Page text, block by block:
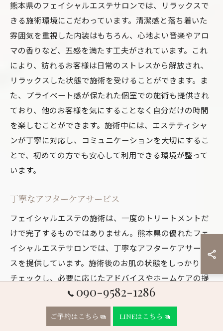
熊本県のフェイシャルエステサロンでは、リラックスで
きる施術環境にこだわっています。清潔感と落ち着いた
雰囲気を重視した内装はもちろん、心地よい音楽やアロ
マの香りなど、五感を満たす工夫がされています。これ
により、訪れるお客様は日常のストレスから解放され、
リラックスした状態で施術を受けることができます。ま
た、プライベート感が保たれた個室での施術も提供され
ており、他のお客様を気にすることなく自分だけの時間
を楽しむことができます。施術中には、エステティシャ
ンが丁寧に対応し、コミュニケーションを大切にするこ
とで、初めての方でも安心して利用できる環境が整って
います。
丁寧なアフターケアサービス
フェイシャルエステの施術は、一度のトリートメントだ
けで完了するものではありません。熊本県の優れたフェ
イシャルエステサロンでは、丁寧なアフターケアサービ
スを提供しています。施術後のお肌の状態をしっかりと
チェックし、必要に応じたアドバイスやホームケアの提
案を行います。これにより、美肌を長期間キープするこ
とが可能になります。アフターケアには、肌に優しい化
粧品や保湿パックの使用、また次回の施術までのケアプ
090-9582-1286
ご予約はこちら LINEはこちら